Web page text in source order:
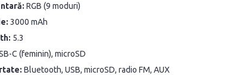
RGB (9 moduri)
3000 mAh
5.3
C (feminin), microSD
Bluetooth, USB, microSD, radio FM, AUX